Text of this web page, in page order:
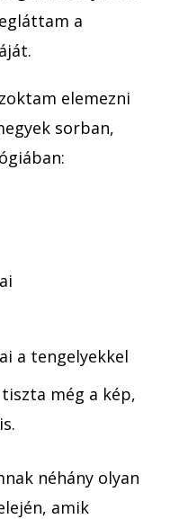
a
elemezni
sorban,
a tengelyekkel
még a kép,
néhány olyan
amik